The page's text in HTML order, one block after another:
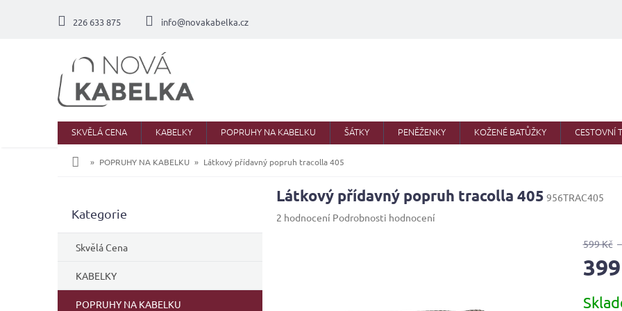
226 633 875 info@novakabelka.cz
SKVĚLÁ CENA KABELKY POPRUHY NA KABELKU ŠÁTKY PENĚŽENKY KOŽENÉ BATŮŽKY CESTOVNÍ
DomůPOPRUHY NA KABELKU Látkový přídavný popruh tracolla 405
s
n
Přeskočit
Kategorie
Skvělá Cena
KABELKY
POPRUHY NA KABELKU
Látkový přídavný popruh tracolla 405 956TRAC405
Průměrné
2 hodnocení Podrobnosti hodnocení
599 Kč
cena: